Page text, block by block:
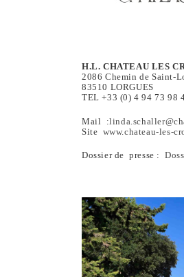
H.L. CHATEAU LES
2086 Chemin de Saint-
83510 LORGUES
TEL +33 (0) 4 94 73 98
Mail :
Site www.chateau-les-
Dossier de presse :